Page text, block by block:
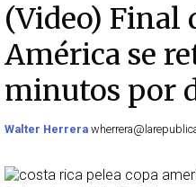
(Video) Final
América se
minutos por
Walter Herrera